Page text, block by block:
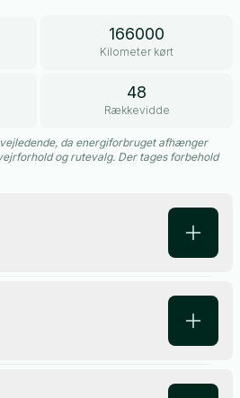
166000
Kilometer kørt
48
Rækkevidde
da energiforbruget afhænger
og rutevalg. Der tages forbehold